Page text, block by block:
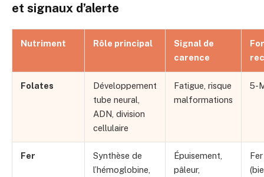
et signaux d’alerte
Nutriment Rôle principal
Signal de
carence
Folates
Développement
tube neural,
ADN, division
cellulaire
Fatigue, risque
malformations
5-
Fer
Synthèse de
l’hémoglobine,
Épuisement,
pâleur,